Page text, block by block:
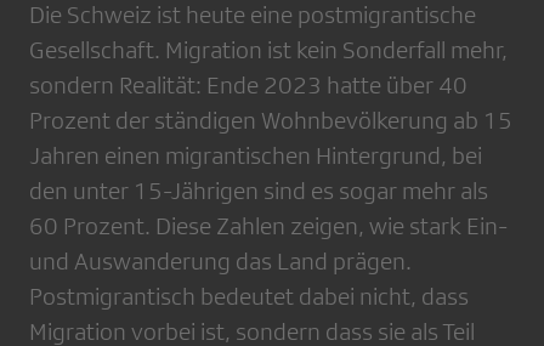
Die Schweiz ist heute eine postmigrantische
Gesellschaft. Migration ist kein Sonderfall mehr,
sondern Realität: Ende 2023 hatte über 40
Prozent der ständigen Wohnbevölkerung ab 15
Jahren einen migrantischen Hintergrund, bei
den unter 15-Jährigen sind es sogar mehr als
60 Prozent. Diese Zahlen zeigen, wie stark Ein-
und Auswanderung das Land prägen.
Postmigrantisch bedeutet dabei nicht, dass
Migration vorbei ist, sondern dass sie als Teil